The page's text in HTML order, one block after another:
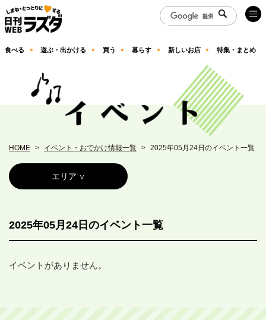
食べる 遊ぶ・出かける 買う 暮らす 新しいお店 特集・まとめ
HOME イベント・おでかけ情報一覧 2025年05月24日のイベント一覧
エリア
2025年05月24日のイベント一覧
イベントがありません。